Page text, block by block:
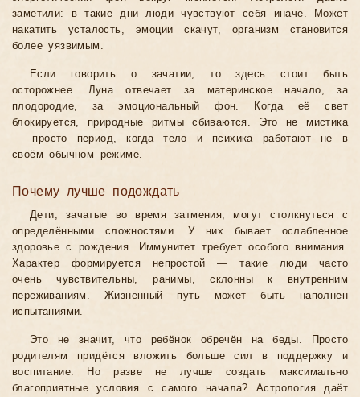
заметили: в такие дни люди чувствуют себя иначе. Может
накатить усталость, эмоции скачут, организм становится
более уязвимым.
Если говорить о зачатии, то здесь стоит быть
осторожнее. Луна отвечает за материнское начало, за
плодородие, за эмоциональный фон. Когда её свет
блокируется, природные ритмы сбиваются. Это не мистика
— просто период, когда тело и психика работают не в
своём обычном режиме.
Почему лучше подождать
Дети, зачатые во время затмения, могут столкнуться с
определёнными сложностями. У них бывает ослабленное
здоровье с рождения. Иммунитет требует особого внимания.
Характер формируется непростой — такие люди часто
очень чувствительны, ранимы, склонны к внутренним
переживаниям. Жизненный путь может быть наполнен
испытаниями.
Это не значит, что ребёнок обречён на беды. Просто
родителям придётся вложить больше сил в поддержку и
воспитание. Но разве не лучше создать максимально
благоприятные условия с самого начала? Астрология даёт